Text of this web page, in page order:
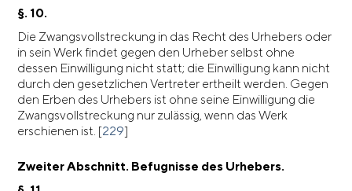
§. 10.
Die Zwangsvollstreckung in das Recht des Urhebers oder
in sein Werk findet gegen den Urheber selbst ohne
dessen Einwilligung nicht statt; die Einwilligung kann nicht
durch den gesetzlichen Vertreter ertheilt werden. Gegen
den Erben des Urhebers ist ohne seine Einwilligung die
Zwangsvollstreckung nur zulässig, wenn das Werk
erschienen ist. [229]
Zweiter Abschnitt. Befugnisse des Urhebers.